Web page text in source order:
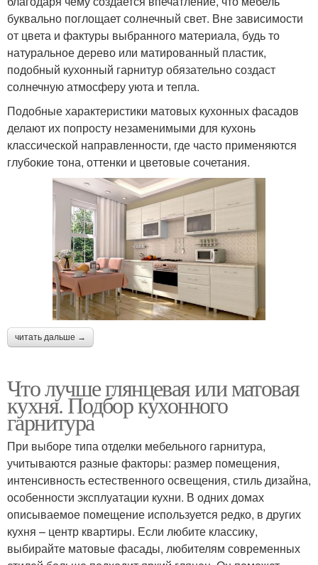
буквально поглощает солнечный свет. Вне зависимости
от цвета и фактуры выбранного материала, будь то
натуральное дерево или матированный пластик,
подобный кухонный гарнитур обязательно создаст
солнечную атмосферу уюта и тепла.
Подобные характеристики матовых кухонных фасадов
делают их попросту незаменимыми для кухонь
классической направленности, где часто применяются
глубокие тона, оттенки и цветовые сочетания.
читать дальше →
Что лучше глянцевая или матовая
кухня. Подбор кухонного
гарнитура
При выборе типа отделки мебельного гарнитура,
учитываются разные факторы: размер помещения,
интенсивность естественного освещения, стиль дизайна,
особенности эксплуатации кухни. В одних домах
описываемое помещение используется редко, в других
кухня – центр квартиры. Если любите классику,
выбирайте матовые фасады, любителям современных